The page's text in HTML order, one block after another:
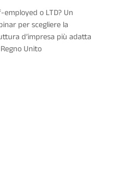
employed o LTD? Un
per scegliere la
d’impresa più adatta
Unito